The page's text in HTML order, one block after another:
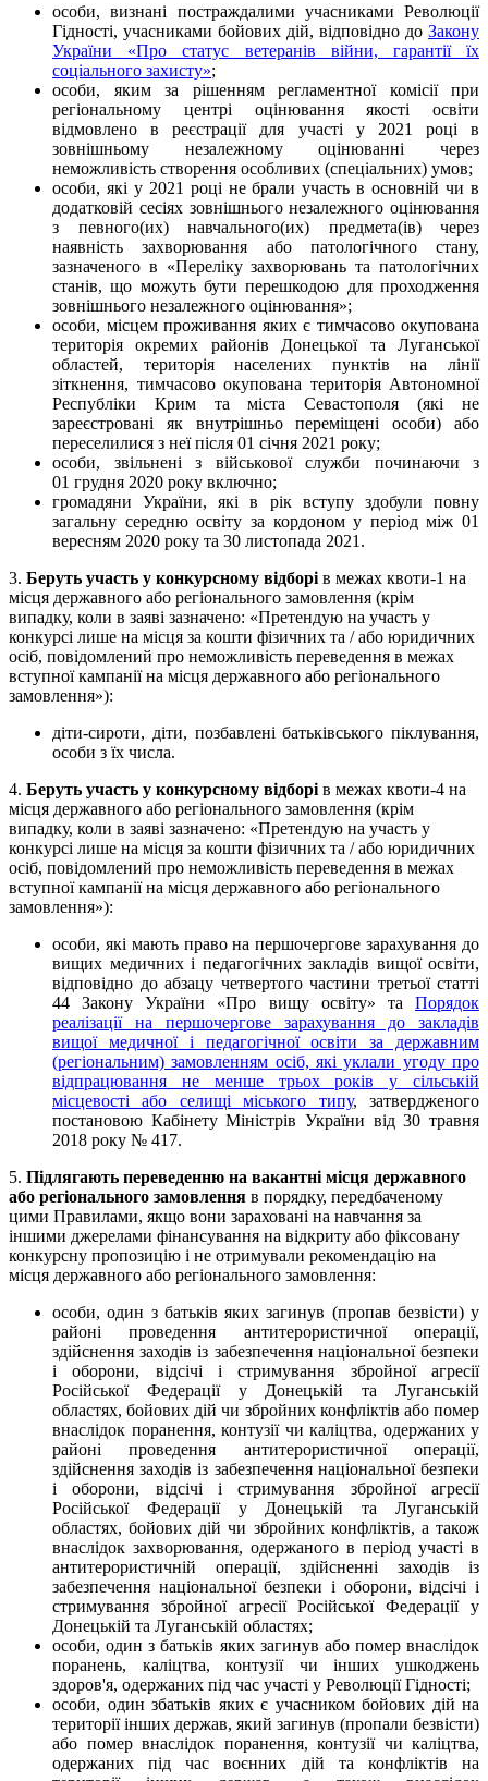
особи, визнані постраждалими учасниками Революції
Гідності, учасниками бойових дій, відповідно до Закону
України «Про статус ветеранів війни, гарантії їх
соціального захисту»;
особи, яким за рішенням регламентної комісії при
регіональному центрі оцінювання якості освіти
відмовлено в реєстрації для участі у 2021 році в
зовнішньому незалежному оцінюванні через
неможливість створення особливих (спеціальних) умов;
особи, які у 2021 році не брали участь в основній чи в
додатковій сесіях зовнішнього незалежного оцінювання
з певного(их) навчального(их) предмета(ів) через
наявність захворювання або патологічного стану,
зазначеного в «Переліку захворювань та патологічних
станів, що можуть бути перешкодою для проходження
зовнішнього незалежного оцінювання»;
особи, місцем проживання яких є тимчасово окупована
територія окремих районів Донецької та Луганської
областей, територія населених пунктів на лінії
зіткнення, тимчасово окупована територія Автономної
Республіки Крим та міста Севастополя (які не
зареєстровані як внутрішньо переміщені особи) або
переселилися з неї після 01 січня 2021 року;
особи, звільнені з військової служби починаючи з
01 грудня 2020 року включно;
громадяни України, які в рік вступу здобули повну
загальну середню освіту за кордоном у період між 01
вересням 2020 року та 30 листопада 2021.
3. Беруть участь у конкурсному відборі в межах квоти-1 на
місця державного або регіонального замовлення (крім
випадку, коли в заяві зазначено: «Претендую на участь у
конкурсі лише на місця за кошти фізичних та / або юридичних
осіб, повідомлений про неможливість переведення в межах
вступної кампанії на місця державного або регіонального
замовлення»):
діти-сироти, діти, позбавлені батьківського піклування,
особи з їх числа.
4. Беруть участь у конкурсному відборі в межах квоти-4 на
місця державного або регіонального замовлення (крім
випадку, коли в заяві зазначено: «Претендую на участь у
конкурсі лише на місця за кошти фізичних та / або юридичних
осіб, повідомлений про неможливість переведення в межах
вступної кампанії на місця державного або регіонального
замовлення»):
особи, які мають право на першочергове зарахування до
вищих медичних і педагогічних закладів вищої освіти,
відповідно до абзацу четвертого частини третьої статті
44 Закону України «Про вищу освіту» та Порядок
реалізації на першочергове зарахування до закладів
вищої медичної і педагогічної освіти за державним
(регіональним) замовленням осіб, які уклали угоду про
відпрацювання не менше трьох років у сільській
місцевості або селищі міського типу, затвердженого
постановою Кабінету Міністрів України від 30 травня
2018 року № 417.
5. Підлягають переведенню на вакантні місця державного
або регіонального замовлення в порядку, передбаченому
цими Правилами, якщо вони зараховані на навчання за
іншими джерелами фінансування на відкриту або фіксовану
конкурсну пропозицію і не отримували рекомендацію на
місця державного або регіонального замовлення:
особи, один з батьків яких загинув (пропав безвісти) у
районі проведення антитерористичної операції,
здійснення заходів із забезпечення національної безпеки
і оборони, відсічі і стримування збройної агресії
Російської Федерації у Донецькій та Луганській
областях, бойових дій чи збройних конфліктів або помер
внаслідок поранення, контузії чи каліцтва, одержаних у
районі проведення антитерористичної операції,
здійснення заходів із забезпечення національної безпеки
і оборони, відсічі і стримування збройної агресії
Російської Федерації у Донецькій та Луганській
областях, бойових дій чи збройних конфліктів, а також
внаслідок захворювання, одержаного в період участі в
антитерористичній операції, здійсненні заходів із
забезпечення національної безпеки і оборони, відсічі і
стримування збройної агресії Російської Федерації у
Донецькій та Луганській областях;
особи, один з батьків яких загинув або помер внаслідок
поранень, каліцтва, контузії чи інших ушкоджень
здоров'я, одержаних під час участі у Революції Гідності;
особи, один збатьків яких є учасником бойових дій на
території інших держав, який загинув (пропали безвісти)
або помер внаслідок поранення, контузії чи каліцтва,
одержаних під час воєнних дій та конфліктів на